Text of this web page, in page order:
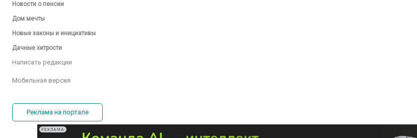
Новости о пенсии
Дом мечты
Новые законы и инициативы
Дачные хитрости
Написать редакции
Мобильная версия
Реклама на портале
РЕКЛАМА